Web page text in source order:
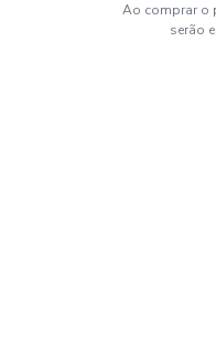
Ao comprar o
serão